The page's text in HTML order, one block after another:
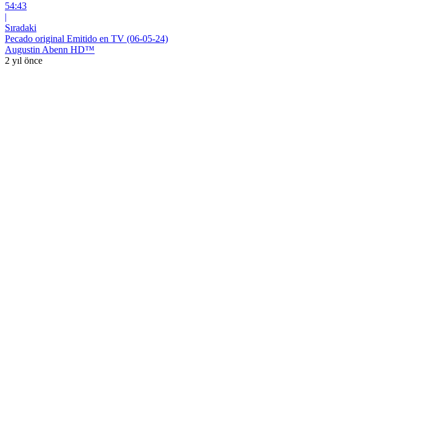
54:43
|
Sıradaki
Pecado original Emitido en TV (06-05-24)
Augustin Abenn HD™
2 yıl önce